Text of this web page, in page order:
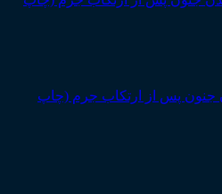
پس از ارتکاب جرم (چاپ